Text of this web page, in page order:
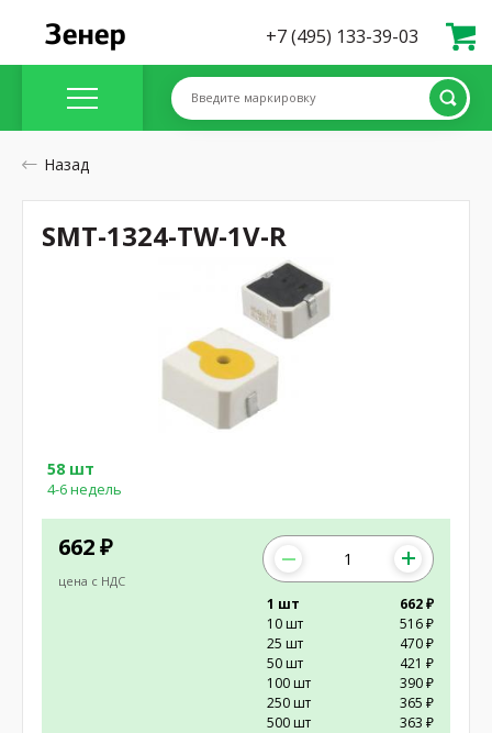
+7 (495) 133-39-03
Введите маркировку
Назад
662 ₽
цена с НДС
58 шт
4-6 недель
1 шт
662 ₽
10 шт
516 ₽
25 шт
470 ₽
50 шт
421 ₽
100 шт
390 ₽
250 шт
365 ₽
500 шт
363 ₽
SMT-1324-TW-1V-R